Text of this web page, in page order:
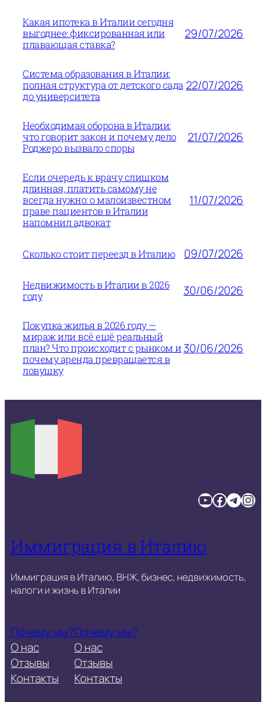
Какая ипотека в Италии сегодня
выгоднее: фиксированная или
плавающая ставка?
29/07/2026
Система образования в Италии:
полная структура от детского сада
до университета
22/07/2026
Необходимая оборона в Италии:
что говорит закон и почему дело
Роджеро вызвало споры
21/07/2026
Если очередь к врачу слишком
длинная, платить самому не
всегда нужно: о малоизвестном
праве пациентов в Италии
напомнил адвокат
11/07/2026
Сколько стоит переезд в Италию 09/07/2026
Недвижимость в Италии в 2026
году
30/06/2026
Покупка жилья в 2026 году —
мираж или всё ещё реальный
план? Что происходит с рынком и
почему аренда превращается в
ловушку
30/06/2026
YouTube Facebook TelegramInstagram
Иммиграция в Италию
Иммиграция в Италию, ВНЖ, бизнес, недвижимость,
налоги и жизнь в Италии
Почему мы?
О нас
Отзывы
Контакты
Почему мы?
О нас
Отзывы
Контакты